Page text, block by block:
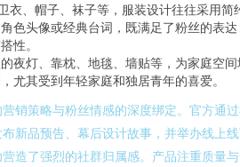
衣、帽子、袜子等，服装设计往往采用简
色头像或经典台词，既满足了粉丝的表达
性。
的夜灯、靠枕、地毯、墙贴等，为家庭空间
尤其受到年轻家庭和独居青年的喜爱。
销策略与粉丝情感的深度绑定。官方通
新品预告、幕后设计故事，并举办线上
造了强烈的社群归属感。产品注重质量